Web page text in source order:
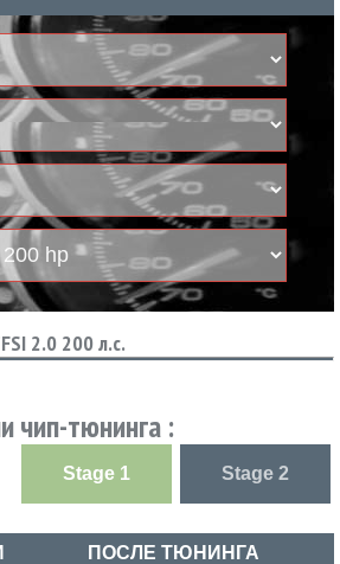
2.0 200 л.с.
чип-тюнинга :
Stage 1 Stage 2
ПОСЛЕ ТЮНИНГА